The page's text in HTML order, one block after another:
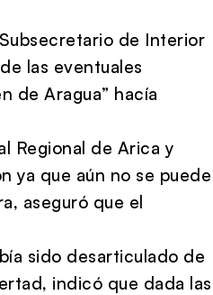
de Interior
las eventuales
de Aragua” hacía
Regional de Arica y
ya que aún no se puede
aseguró que el
sido desarticulado de
indicó que dada las